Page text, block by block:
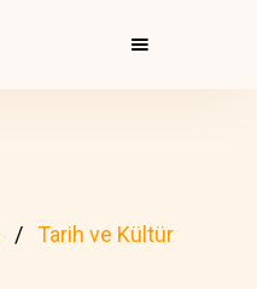
Tarih ve Kültür